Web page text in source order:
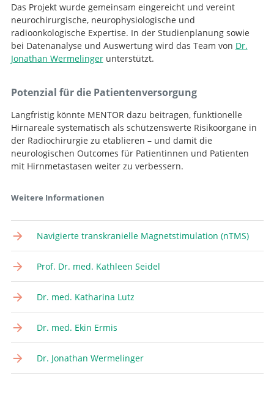
Das Projekt wurde gemeinsam eingereicht und vereint
neurochirurgische, neurophysiologische und
radioonkologische Expertise. In der Studienplanung sowie
bei Datenanalyse und Auswertung wird das Team von Dr.
Jonathan Wermelingerunterstützt.
Potenzial für die Patientenversorgung
Langfristig könnte MENTOR dazu beitragen, funktionelle
Hirnareale systematisch als schützenswerte Risikoorgane in
der Radiochirurgie zu etablieren – und damit die
neurologischen Outcomes für Patientinnen und Patienten
mit Hirnmetastasen weiter zu verbessern.
Weitere Informationen
Navigierte transkranielle Magnetstimulation (nTMS)
Prof. Dr. med. Kathleen Seidel
Dr. med. Katharina Lutz
Dr. med. Ekin Ermis
Dr. Jonathan Wermelinger